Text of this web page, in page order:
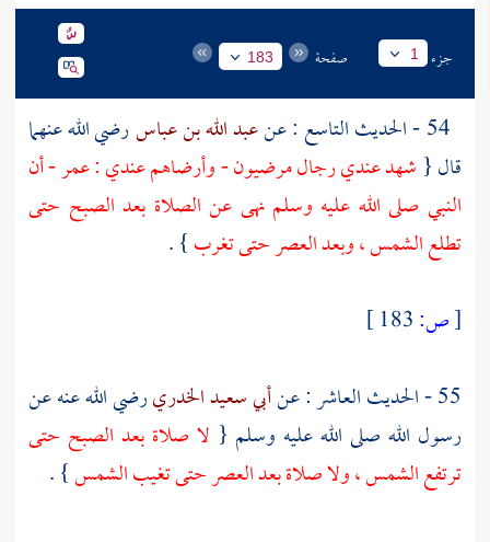
جزء 1 صفحة 183
عبد الله بن عباسرضي الله عنهما
قال { شهد عندي رجال مرضيون - وأرضاهم عندي :عمر- أن
النبي صلى الله عليه وسلم نهى عن الصلاة بعد الصبح حتى
تطلع الشمس ، وبعد العصر حتى تغرب} .
[ص:
55 - الحديث العاشر : عن
أبي سعيد الخدريرضي الله عنه عن
رسول الله صلى الله عليه وسلم { لا صلاة بعد الصبح حتى
ترتفع الشمس ، ولا صلاة بعد العصر حتى تغيب الشمس} .